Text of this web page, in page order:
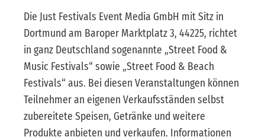
Die Just Festivals Event Media GmbH mit Sitz in
Dortmund am Baroper Marktplatz 3, 44225, richtet
in ganz Deutschland sogenannte „Street Food &
Music Festivals“ sowie „Street Food & Beach
Festivals“ aus. Bei diesen Veranstaltungen können
Teilnehmer an eigenen Verkaufsständen selbst
zubereitete Speisen, Getränke und weitere
Produkte anbieten und verkaufen. Informationen